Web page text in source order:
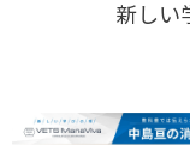
新しい